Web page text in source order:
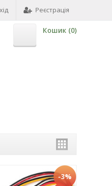
Реєстрація
Кошик (0)
-3%